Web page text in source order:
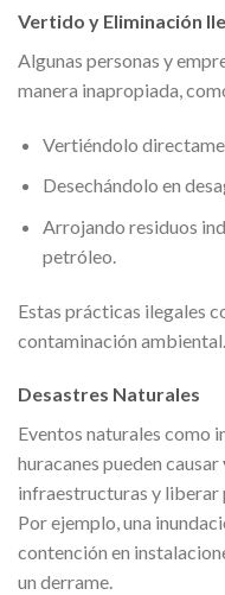
Vertido y Eliminación
Algunas personas y
manera inapropiada,
Vertiéndolo
Desechándolo en
Arrojando residuos
petróleo.
Estas prácticas ilegales
contaminación ambiental.
Desastres Naturales
Eventos naturales como
huracanes pueden causar
infraestructuras y liberar
Por ejemplo, una
contención en
un derrame.